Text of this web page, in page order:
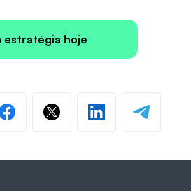
estratégia hoje